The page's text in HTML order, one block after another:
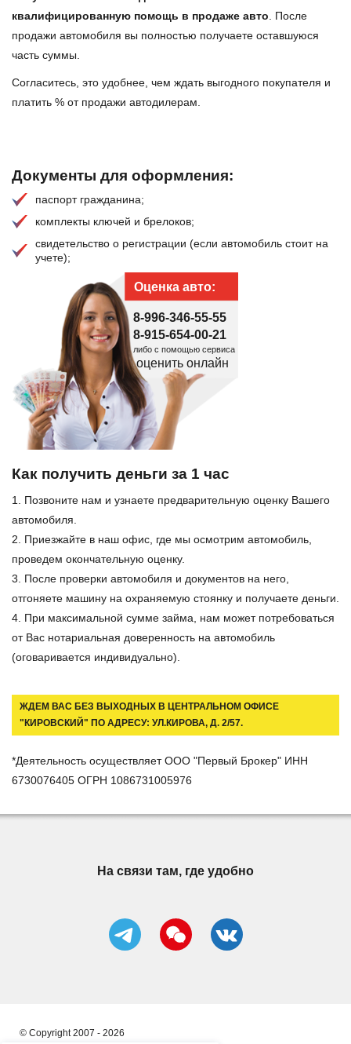
квалифицированную помощь в продаже авто . После
продажи автомобиля вы полностью получаете оставшуюся
часть суммы.
Согласитесь, это удобнее, чем ждать выгодного покупателя и
платить % от продажи автодилерам.
Документы для оформления:
паспорт гражданина;
комплекты ключей и брелоков;
свидетельство о регистрации (если автомобиль стоит на
учете);
Оценка авто:
8-996-346-55-55
8-915-654-00-21
либо с помощью сервиса
оценить онлайн
Как получить деньги за 1 час
1. Позвоните нам и узнаете предварительную оценку Вашего
автомобиля.
2. Приезжайте в наш офис, где мы осмотрим автомобиль,
проведем окончательную оценку.
3. После проверки автомобиля и документов на него,
отгоняете машину на охраняемую стоянку и получаете деньги.
4. При максимальной сумме займа, нам может потребоваться
от Вас нотариальная доверенность на автомобиль
(оговаривается индивидуально).
ЖДЕМ ВАС БЕЗ ВЫХОДНЫХ В ЦЕНТРАЛЬНОМ ОФИСЕ
"КИРОВСКИЙ" ПО АДРЕСУ: УЛ.КИРОВА, Д. 2/57.
*Деятельность осуществляет ООО "Первый Брокер" ИНН
6730076405 ОГРН 1086731005976
На связи там, где удобно
© Copyright 2007 - 2026